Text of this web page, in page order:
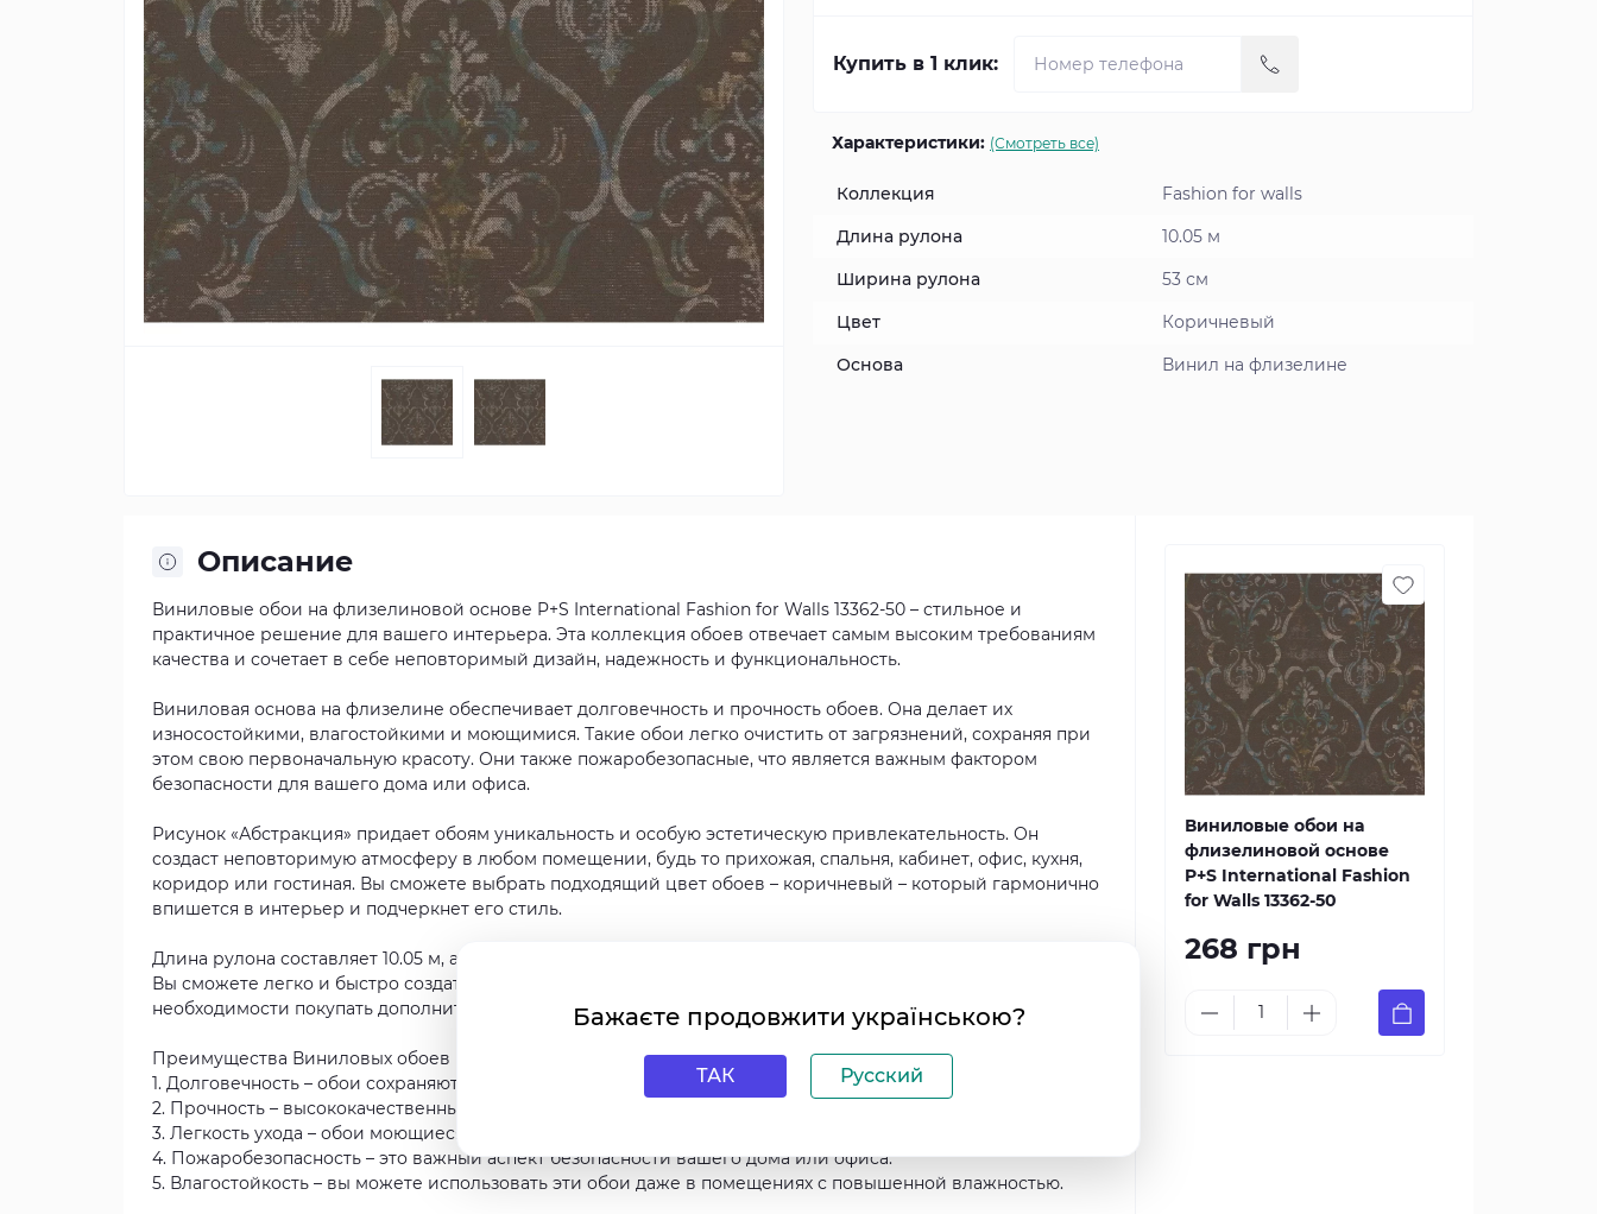
Купить в 1 клик:
Характеристики: (Смотреть все)
Коллекция Fashion for walls
Длина рулона 10.05 м
Ширина рулона 53 см
Цвет Коричневый
Основа Винил на флизелине
Описание
Виниловые обои на флизелиновой основе P+S International Fashion for Walls 13362-50 – стильное и
практичное решение для вашего интерьера. Эта коллекция обоев отвечает самым высоким требованиям
качества и сочетает в себе неповторимый дизайн, надежность и функциональность.
Виниловая основа на флизелине обеспечивает долговечность и прочность обоев. Она делает их
износостойкими, влагостойкими и моющимися. Такие обои легко очистить от загрязнений, сохраняя при
этом свою первоначальную красоту. Они также пожаробезопасные, что является важным фактором
безопасности для вашего дома или офиса.
Рисунок «Абстракция» придает обоям уникальность и особую эстетическую привлекательность. Он
создаст неповторимую атмосферу в любом помещении, будь то прихожая, спальня, кабинет, офис, кухня,
коридор или гостиная. Вы сможете выбрать подходящий цвет обоев – коричневый – который гармонично
впишется в интерьер и подчеркнет его стиль.
Длина рулона составляет 10.05 м, а ширина – 53 см. Это оптимальные размеры для укладки обоев на стены.
Вы сможете легко и быстро создать новый облик вашего помещения, не задумываясь о сложностях и
необходимости покупать дополнительное количество материала.
Преимущества Виниловых обоев на флизелиновой основе P+S International Fashion for Walls 13362-50:
1. Долговечность – обои сохраняют свой первоначальный вид на долгие годы.
2. Прочность – высококачественные материалы и технологии производства гарантируют надежность.
3. Легкость ухода – обои моющиеся, что позволяет быстро и просто устранить загрязнения.
4. Пожаробезопасность – это важный аспект безопасности вашего дома или офиса.
5. Влагостойкость – вы можете использовать эти обои даже в помещениях с повышенной влажностью.
Виниловые обои на
флизелиновой основе
P+S International Fashion
for Walls 13362-50
268 грн
Бажаєте продовжити українською?
ТАК Русский